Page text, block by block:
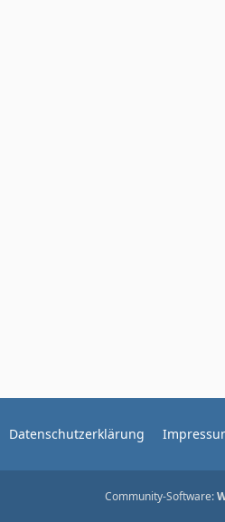
Datenschutzerklärung
Community-Software: